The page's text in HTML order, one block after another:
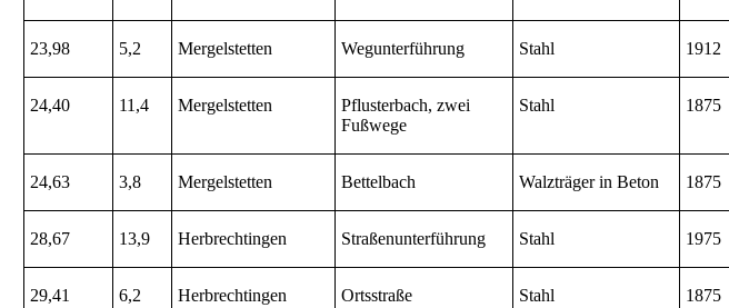
23,98 5,2 Mergelstetten Wegunterführung Stahl 1912
24,40 11,4 Mergelstetten
Pflusterbach, zwei
Fußwege
Stahl 1875
24,63 3,8 Mergelstetten Bettelbach Walzträger in Beton 1875
28,67 13,9 Herbrechtingen Straßenunterführung Stahl 1975
29,41 6,2 Herbrechtingen Ortsstraße Stahl 1875